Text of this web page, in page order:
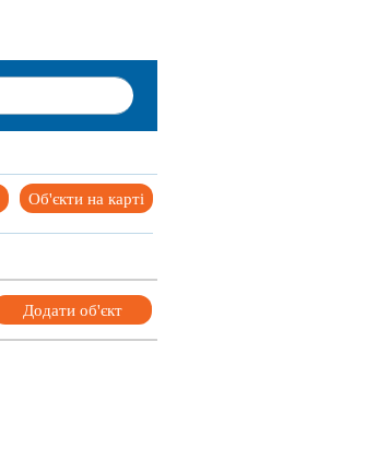
Об'єкти на карті
Додати об'єкт